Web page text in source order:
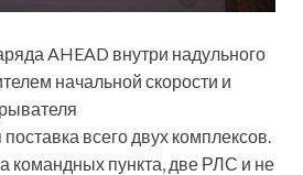
AHEAD внутри надульного
начальной скорости и
всего двух комплексов.
командных пункта, две РЛС и не